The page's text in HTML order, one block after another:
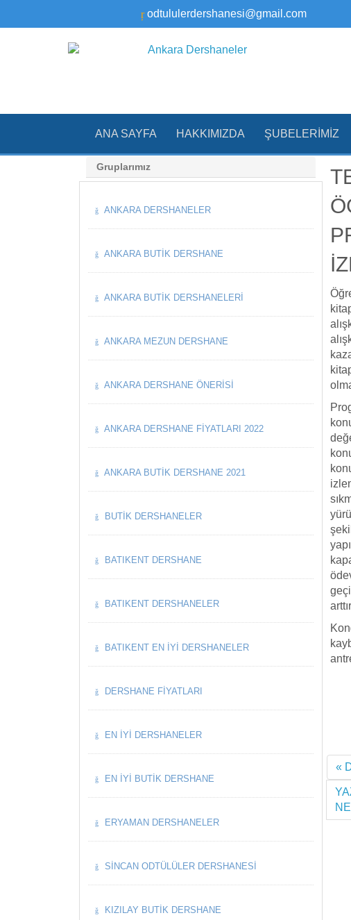
odtululerdershanesi@gmail.com
ANA SAYFA HAKKIMIZDA ŞUBELERIMIZ
Gruplarımız
ANKARA DERSHANELER
ANKARA BUTIK DERSHANE
ANKARA BUTIK DERSHANELERI
ANKARA MEZUN DERSHANE
ANKARA DERSHANE ÖNERISI
ANKARA DERSHANE FIYATLARI 2022
ANKARA BUTIK DERSHANE 2021
BUTIK DERSHANELER
BATIKENT DERSHANE
BATIKENT DERSHANELER
BATIKENT EN İYI DERSHANELER
DERSHANE FIYATLARI
EN İYI DERSHANELER
EN İYI BUTIK DERSHANE
ERYAMAN DERSHANELER
SINCAN ODTÜLÜLER DERSHANESI
KIZILAY BUTIK DERSHANE
«